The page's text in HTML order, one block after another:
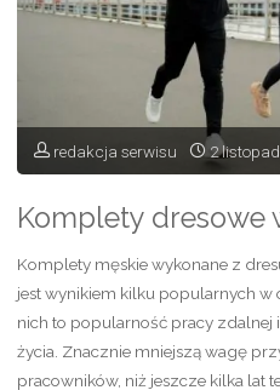
męskie?"
redakcja serwisu 2
Komplety dresowe
Komplety męskie wykonane z
jest wynikiem kilku popularnych w
nich to popularność pracy zdalnej
życia. Znacznie mniejszą wagę
pracowników, niż jeszcze kilka lat